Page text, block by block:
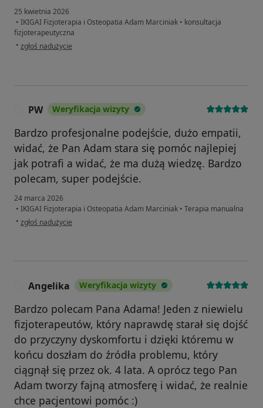
25 kwietnia 2026
• IKIGAI Fizjoterapia i Osteopatia Adam Marciniak • konsultacja
fizjoterapeutyczna
• w opinii użytkownika Jakub
zgłoś nadużycie
PW Weryfikacja wizyty
Bardzo profesjonalne podejście, dużo empatii,
widać, że Pan Adam stara się pomóc najlepiej
jak potrafi a widać, że ma dużą wiedzę. Bardzo
polecam, super podejście.
24 marca 2026
• IKIGAI Fizjoterapia i Osteopatia Adam Marciniak • Terapia manualna
• w opinii użytkownika PW
zgłoś nadużycie
Angelika Weryfikacja wizyty
Bardzo polecam Pana Adama! Jeden z niewielu
fizjoterapeutów, który naprawdę starał się dojść
do przyczyny dyskomfortu i dzięki któremu w
końcu doszłam do źródła problemu, który
ciągnął się przez ok. 4 lata. A oprócz tego Pan
Adam tworzy fajną atmosferę i widać, że realnie
chce pacjentowi pomóc :)